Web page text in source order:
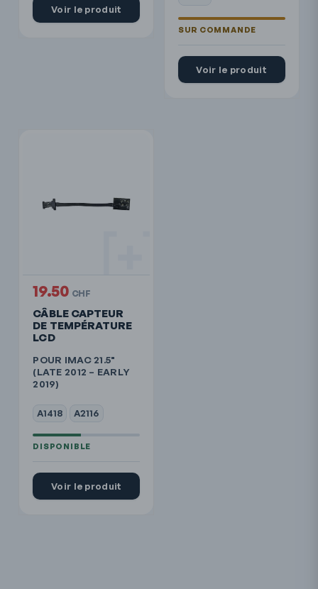
Voir le produit
Voir le produit
CÂBLE CAPTEUR
DE TEMPÉRATURE
LCD
POUR IMAC 21.5"
(LATE 2012 – EARLY
2019)
A1418 A2116
19.50 CHF
Voir le produit